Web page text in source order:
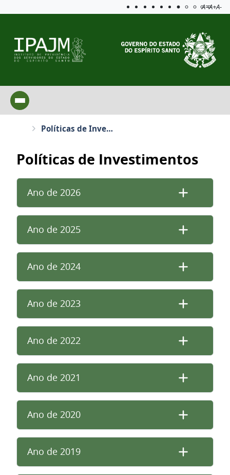
Aplicar
A=A+A-
Políticas de Investimentos
Políticas de Investimentos
Ano de 2026
Ano de 2025
Ano de 2024
Ano de 2023
Ano de 2022
Ano de 2021
Ano de 2020
Ano de 2019